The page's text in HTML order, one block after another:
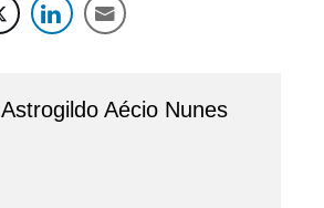
Astrogildo Aécio Nunes